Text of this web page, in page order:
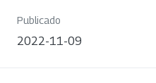
Publicado
2022-11-09